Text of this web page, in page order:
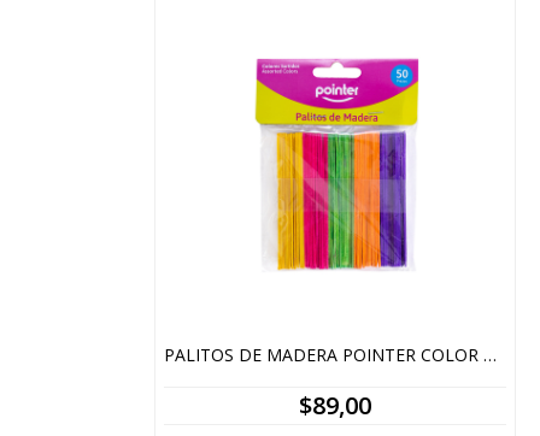
PALITOS DE MADERA POINTER COLOR X 50unid
$89,00